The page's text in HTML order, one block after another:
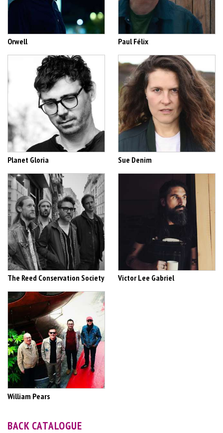
Orwell Paul Félix
Planet Gloria Sue Denim
The Reed Conservation Society Victor Lee Gabriel
William Pears
BACK CATALOGUE